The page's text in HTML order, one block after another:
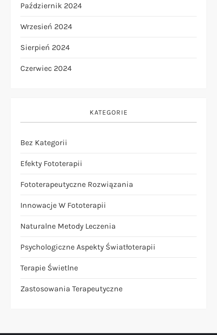
Październik 2024
Wrzesień 2024
Sierpień 2024
Czerwiec 2024
KATEGORIE
Bez Kategorii
Efekty Fototerapii
Fototerapeutyczne Rozwiązania
Innowacje W Fototerapii
Naturalne Metody Leczenia
Psychologiczne Aspekty Światłoterapii
Terapie Świetlne
Zastosowania Terapeutyczne